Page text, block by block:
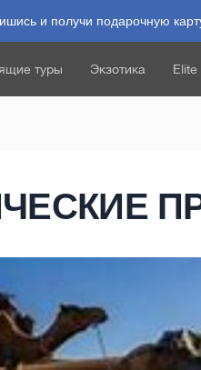
и получи подарочную
туры Экзотика Elite